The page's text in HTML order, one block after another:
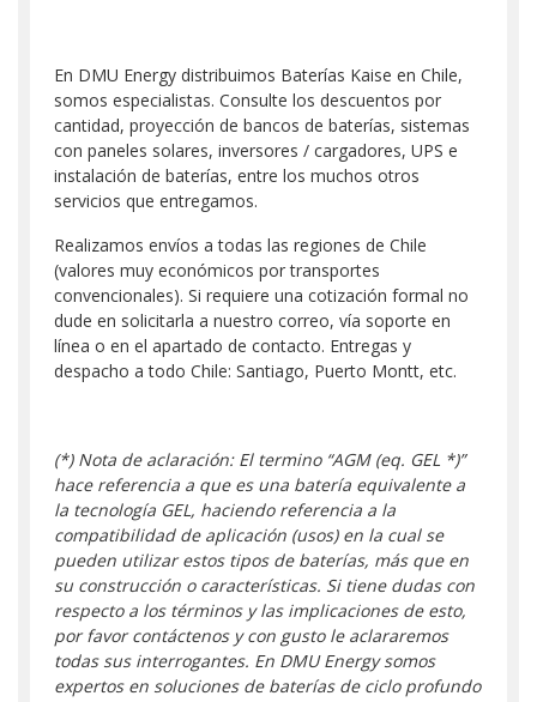
En DMU Energy distribuimos Baterías Kaise en Chile,
somos especialistas. Consulte los descuentos por
cantidad, proyección de bancos de baterías, sistemas
con paneles solares, inversores / cargadores, UPS e
instalación de baterías, entre los muchos otros
servicios que entregamos.
Realizamos envíos a todas las regiones de Chile
(valores muy económicos por transportes
convencionales). Si requiere una cotización formal no
dude en solicitarla a nuestro correo, vía soporte en
línea o en el apartado de contacto. Entregas y
despacho a todo Chile: Santiago, Puerto Montt, etc.
(*) Nota de aclaración: El termino “AGM (eq. GEL *)”
hace referencia a que es una batería equivalente a
la tecnología GEL, haciendo referencia a la
compatibilidad de aplicación (usos) en la cual se
pueden utilizar estos tipos de baterías, más que en
su construcción o características. Si tiene dudas con
respecto a los términos y las implicaciones de esto,
por favor contáctenos y con gusto le aclararemos
todas sus interrogantes. En DMU Energy somos
expertos en soluciones de baterías de ciclo profundo